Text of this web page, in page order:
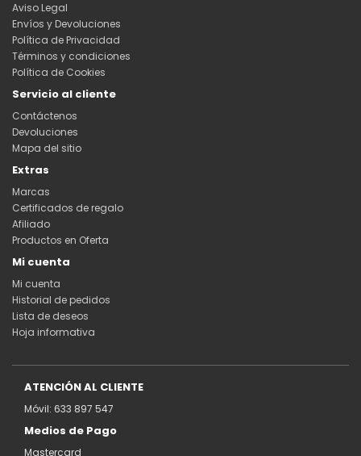
Aviso Legal
Envíos y Devoluciones
Política de Privacidad
Términos y condiciones
Política de Cookies
Servicio al cliente
Contáctenos
Devoluciones
Mapa del sitio
Extras
Marcas
Certificados de regalo
Afiliado
Productos en Oferta
Mi cuenta
Mi cuenta
Historial de pedidos
Lista de deseos
Hoja informativa
ATENCIÓN AL CLIENTE
Móvil: 633 897 547
Medios de Pago
Mastercard